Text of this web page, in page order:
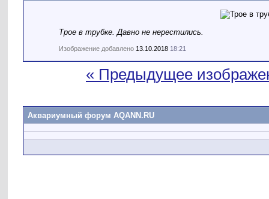
Трое в трубке. Давно не нерестились.
Изображение добавлено 13.10.2018 18:21
« Предыдущее
Аквариумный форум AQANN.RU